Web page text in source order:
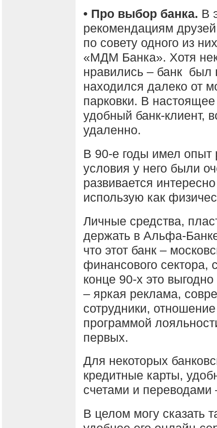
• Про выбор банка. В
рекомендациям
по совету одного из
«МДМ Банка». Хотя
нравились – банк был
находился далеко от
парковки. В
удобный банк-клиент,
удаленно.
В 90-е годы имел опыт
условия у него были
развивается
использую как
Личные средства,
держать в Альфа-
что этот банк –
финансового сектора,
конце 90-х это
– яркая реклама,
сотрудники,
программой
первых.
Для некоторых
кредитные карты,
счетами и переводами
В целом могу сказать